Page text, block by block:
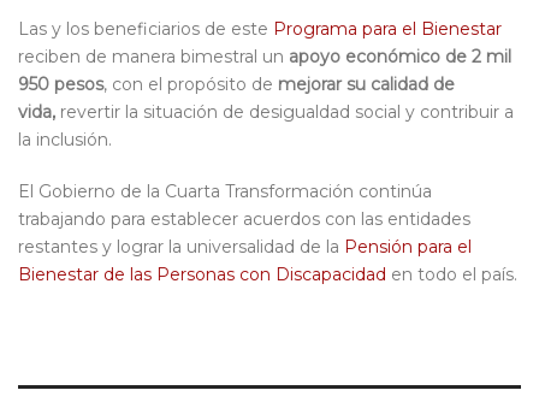
Las y los beneficiarios de este Programa para el Bienestar
reciben de manera bimestral un apoyo económico de 2 mil
950 pesos, con el propósito de mejorar su calidad de
vida, revertir la situación de desigualdad social y contribuir a
la inclusión.
El Gobierno de la Cuarta Transformación continúa
trabajando para establecer acuerdos con las entidades
restantes y lograr la universalidad de la Pensión para el
Bienestar de las Personas con Discapacidad en todo el país.